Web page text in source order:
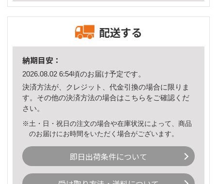
配送する
納期目安：
2026.08.02 6:54頃のお届け予定です。
決済方法が、クレジット、代金引換の場合に限りま
す。その他の決済方法の場合はこちら をご確認くだ
さい。
※土・日・祝日の注文の場合や在庫状況によって、商品
のお届けにお時間をいただく場合がございます。
即日出荷条件について